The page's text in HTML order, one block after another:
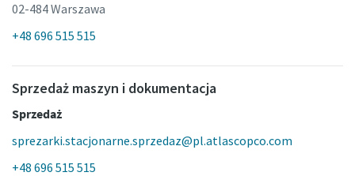
02-484 Warszawa
+48 696 515 515
Sprzedaż maszyn i dokumentacja
Sprzedaż
sprezarki.stacjonarne.sprzedaz@pl.atlascopco.com
+48 696 515 515